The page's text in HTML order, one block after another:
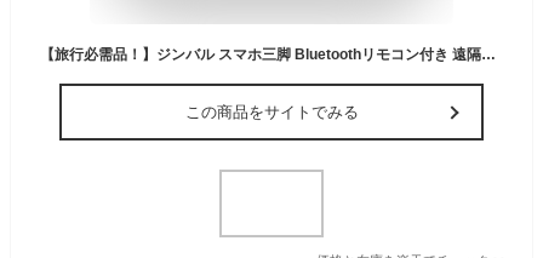
【旅行必需品！】ジンバル スマホ三脚 Bluetoothリモコン付き 遠隔操作 USB充電 撮影録画 動画鑑賞 無線 遠隔操作 三脚付き 美顔LEDライト付き 簡単操作 iPhone16 15 自撮り棒 無線コントロール iPhone Androidスマホ対応 ワイヤレス 手ブレ防止 安定撮影
この商品をサイトでみる